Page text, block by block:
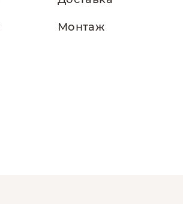
Монтаж